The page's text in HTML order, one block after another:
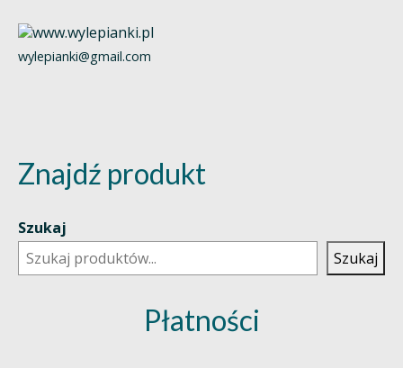
wylepianki@gmail.com
Znajdź produkt
Szukaj
Szukaj
Płatności